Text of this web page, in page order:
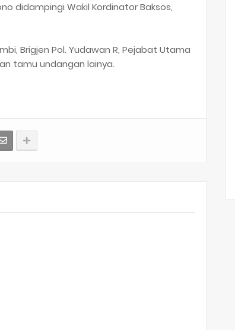
didampingi Wakil Kordinator Baksos,
Brigjen Pol. Yudawan R, Pejabat Utama
tamu undangan lainya.